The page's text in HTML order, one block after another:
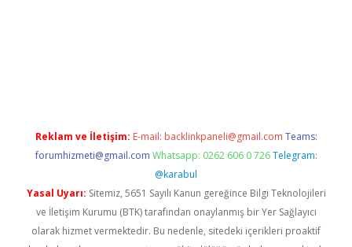
Reklam ve İletişim: E-mail: backlinkpaneli@gmail.com Teams:
forumhizmeti@gmail.com Whatsapp: 0262 606 0 726 Telegram:
@karabul
Yasal Uyarı: Sitemiz, 5651 Sayılı Kanun gereğince Bilgi Teknolojileri
ve İletişim Kurumu (BTK) tarafından onaylanmış bir Yer Sağlayıcı
olarak hizmet vermektedir. Bu nedenle, sitedeki içerikleri proaktif